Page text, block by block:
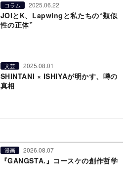
コラム 2025.06.22
JOIとK、Lapwingと私たちの“類似
性の正体”
文芸 2025.08.01
SHINTANI × ISHIYAが明かす、噂の
真相
漫画 2026.08.07
『GANGSTA.』コースケの創作哲学